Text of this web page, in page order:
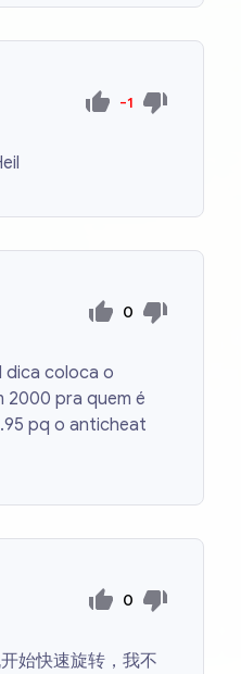
-1
0
dica coloca o
2000 pra quem é
pq o anticheat
0
始快速旋转，我不